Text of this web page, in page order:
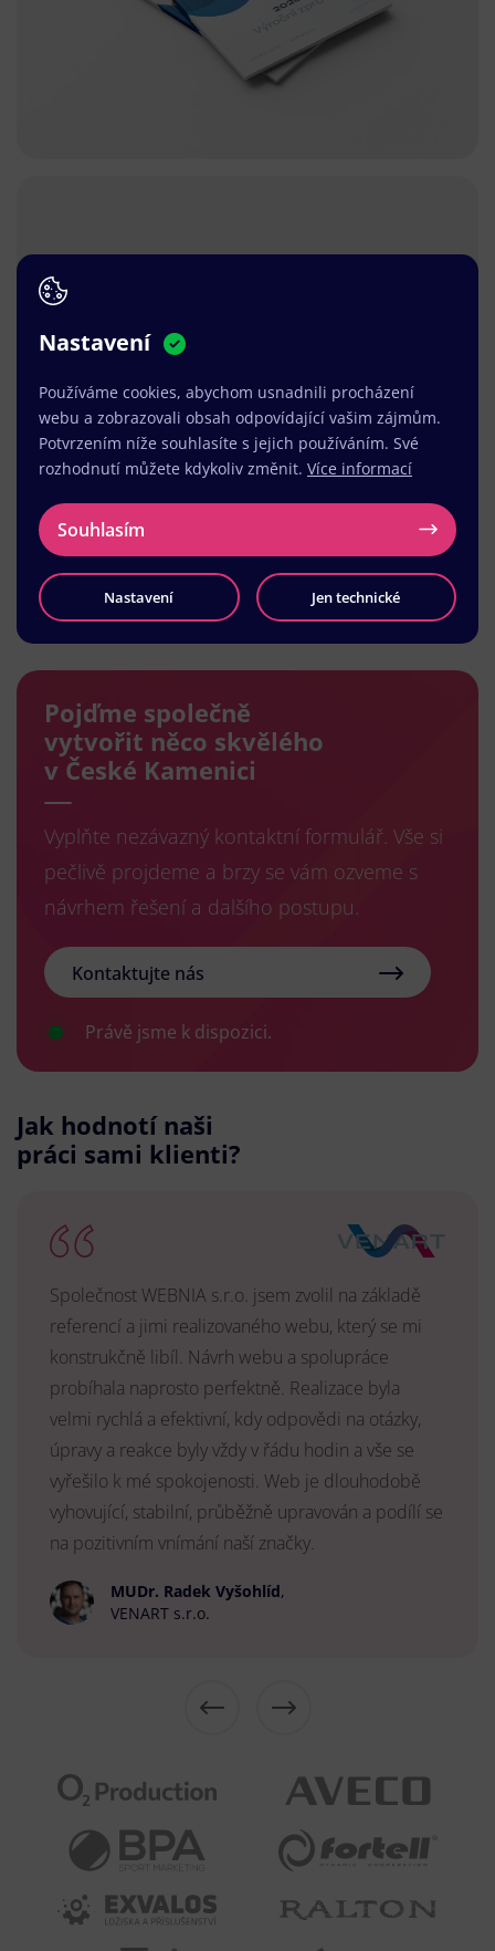
Načíst další
Pojďme společně
vytvořit něco skvělého
v České Kamenici
Vyplňte nezávazný kontaktní formulář. Vše si
pečlivě projdeme a brzy se vám ozveme s
návrhem řešení a dalšího postupu.
Kontaktujte nás
Právě jsme k dispozici.
Jak hodnotí naši
práci sami klienti?
Společnost WEBNIA s.r.o. jsem zvolil na základě
referencí a jimi realizovaného webu, který se mi
konstrukčně libíl. Návrh webu a spolupráce
probíhala naprosto perfektně. Realizace byla
velmi rychlá a efektivní, kdy odpovědi na otázky,
úpravy a reakce byly vždy v řádu hodin a vše se
vyřešilo k mé spokojenosti. Web je dlouhodobě
vyhovující, stabilní, průběžně upravován a podílí se
na pozitivním vnímání naší značky.
MUDr. Radek Vyšohlíd,
VENART s.r.o.
Nastavení
Používáme cookies, abychom usnadnili procházení
webu a zobrazovali obsah odpovídající vašim zájmům.
Potvrzením níže souhlasíte s jejich používáním. Své
rozhodnutí můžete kdykoliv změnit. Více informací
Souhlasím
Nastavení Jen technické